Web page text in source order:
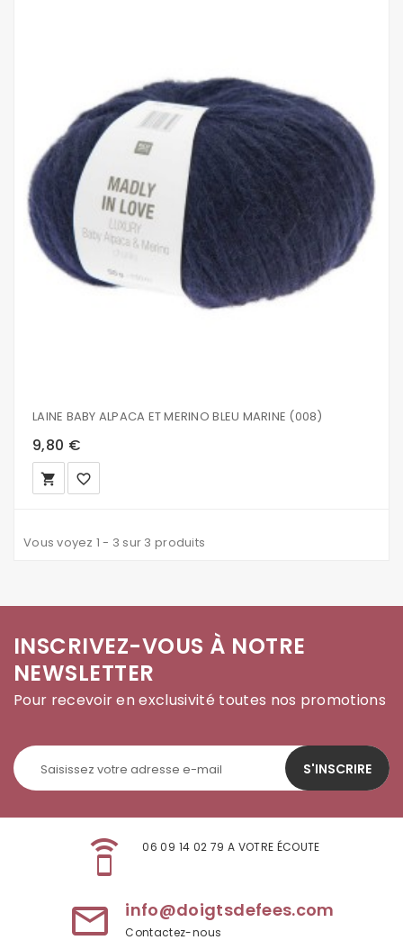
LAINE BABY ALPACA ET MERINO BLEU MARINE (008)
9,80 €
local_grocery_store favorite_border
Vous voyez 1 - 3 sur 3 produits
INSCRIVEZ-VOUS À NOTRE
NEWSLETTER
Pour recevoir en exclusivité toutes nos promotions
S'INSCRIRE
speaker_phone 06 09 14 02 79 A VOTRE ÉCOUTE
mail_outline info@doigtsdefees.com
Contactez-nous